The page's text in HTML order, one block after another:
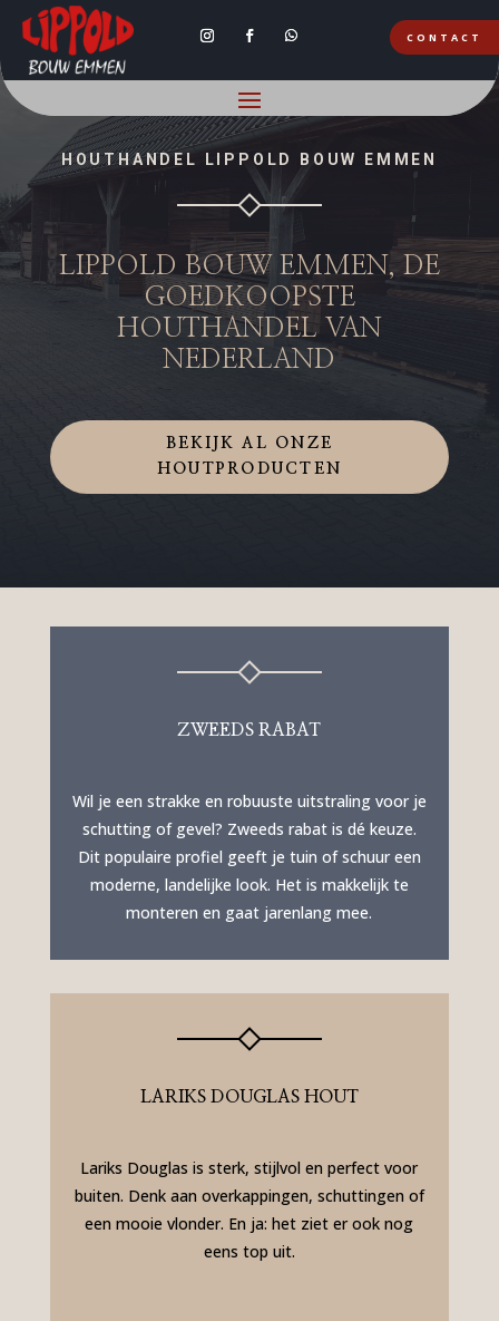
CONTACT
HOUTHANDEL LIPPOLD BOUW EMMEN
LIPPOLD BOUW EMMEN, DE
GOEDKOOPSTE
HOUTHANDEL VAN
NEDERLAND
BEKIJK AL ONZE
HOUTPRODUCTEN
ZWEEDS RABAT
Wil je een strakke en robuuste uitstraling voor je
schutting of gevel? Zweeds rabat is dé keuze.
Dit populaire profiel geeft je tuin of schuur een
moderne, landelijke look. Het is makkelijk te
monteren en gaat jarenlang mee.
LARIKS DOUGLAS HOUT
Lariks Douglas is sterk, stijlvol en perfect voor
buiten. Denk aan overkappingen, schuttingen of
een mooie vlonder. En ja: het ziet er ook nog
eens top uit.